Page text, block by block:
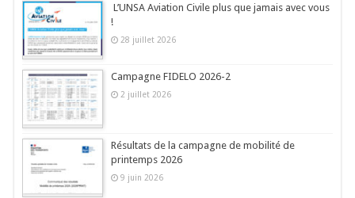
L’UNSA Aviation Civile plus que jamais avec vous
!
28 juillet 2026
Campagne FIDELO 2026-2
2 juillet 2026
Résultats de la campagne de mobilité de
printemps 2026
9 juin 2026